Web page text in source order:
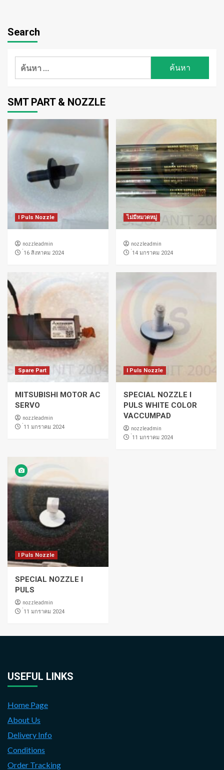
Search
ค้นหา
SMT PART & NOZZLE
I Puls Nozzle
nozzleadmin
่16 สิงหาคม 2024
ไม่มีหมวดหมู่
nozzleadmin
่14 มกราคม 2024
Spare Part
MITSUBISHI MOTOR AC
SERVO
nozzleadmin
่11 มกราคม 2024
I Puls Nozzle
SPECIAL NOZZLE I
PULS WHITE COLOR
VACCUMPAD
nozzleadmin
่11 มกราคม 2024
I Puls Nozzle
SPECIAL NOZZLE I
PULS
nozzleadmin
่11 มกราคม 2024
USEFUL LINKS
Home Page
About Us
Delivery Info
Conditions
Order Tracking